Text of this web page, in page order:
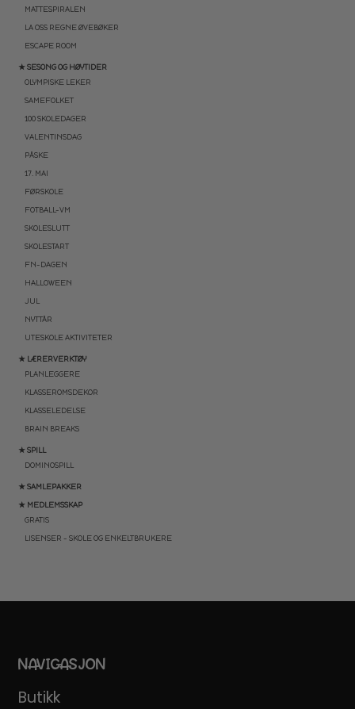
MATTESPIRALEN
LA OSS REGNE ØVEBØKER
ESCAPE ROOM
★ SESONG OG HØYTIDER
OLYMPISKE LEKER
SAMEFOLKET
100 SKOLEDAGER
VALENTINSDAG
PÅSKE
17. MAI
FØRSKOLE
FOTBALL-VM
SKOLESLUTT
SKOLESTART
FN-DAGEN
HALLOWEEN
JUL
NYTTÅR
UTESKOLE AKTIVITETER
★ LÆRERVERKTØY
PLANLEGGERE
KLASSEROMSDEKOR
KLASSELEDELSE
BRAIN BREAKS
★ SPILL
DOMINOSPILL
★ SAMLEPAKKER
★ MEDLEMSSKAP
GRATIS
LISENSER – SKOLE OG ENKELTBRUKERE
NAVIGASJON
Butikk